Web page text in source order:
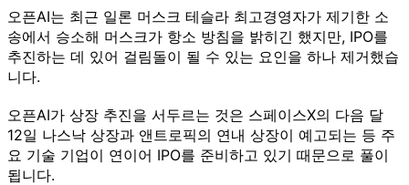
오픈AI는 최근 일론 머스크 테슬라 최고경영자가 제기한 소
송에서 승소해 머스크가 항소 방침을 밝히긴 했지만, IPO를
추진하는 데 있어 걸림돌이 될 수 있는 요인을 하나 제거했습
니다.
오픈AI가 상장 추진을 서두르는 것은 스페이스X의 다음 달
12일 나스낙 상장과 앤트로픽의 연내 상장이 예고되는 등 주
요 기술 기업이 연이어 IPO를 준비하고 있기 때문으로 풀이
됩니다.